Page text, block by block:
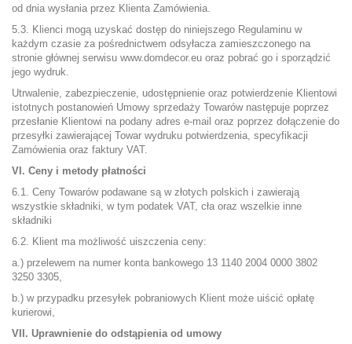
od dnia wysłania przez Klienta Zamówienia.
5.3. Klienci mogą uzyskać dostęp do niniejszego Regulaminu w
każdym czasie za pośrednictwem odsyłacza zamieszczonego na
stronie głównej serwisu www.domdecor.eu oraz pobrać go i sporządzić
jego wydruk.
Utrwalenie, zabezpieczenie, udostępnienie oraz potwierdzenie Klientowi
istotnych postanowień Umowy sprzedaży Towarów następuje poprzez
przesłanie Klientowi na podany adres e-mail oraz poprzez dołączenie do
przesyłki zawierającej Towar wydruku potwierdzenia, specyfikacji
Zamówienia oraz faktury VAT.
VI. Ceny i metody płatności
6.1. Ceny Towarów podawane są w złotych polskich i zawierają
wszystkie składniki, w tym podatek VAT, cła oraz wszelkie inne
składniki
6.2. Klient ma możliwość uiszczenia ceny:
a.) przelewem na numer konta bankowego 13 1140 2004 0000 3802
3250 3305,
b.) w przypadku przesyłek pobraniowych Klient może uiścić opłatę
kurierowi,
VII. Uprawnienie do odstąpienia od umowy